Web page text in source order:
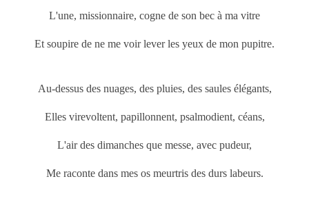
L'une, missionnaire, cogne de son bec à ma vitre
Et soupire de ne me voir lever les yeux de mon pupitre.
Au-dessus des nuages, des pluies, des saules élégants,
Elles virevoltent, papillonnent, psalmodient, céans,
L'air des dimanches que messe, avec pudeur,
Me raconte dans mes os meurtris des durs labeurs.